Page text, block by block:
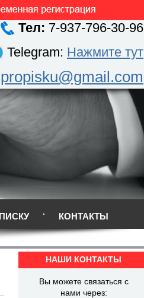
Тел: 7-937-796-30-96
Telegram: Нажмите тут
КОНТАКТЫ
НАШИ КОНТАКТЫ
Вы можете связаться с
нами через: